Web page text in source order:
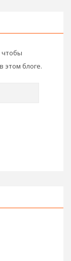
чтобы
этом блоге.